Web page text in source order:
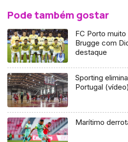
Pode também gostar
FC Porto
Brugge com
destaque
Sporting
Portugal (vídeo)
Marítimo